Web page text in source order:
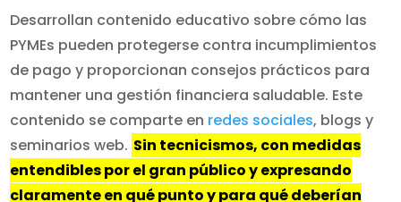
Desarrollan contenido educativo sobre cómo las
PYMEs pueden protegerse contra incumplimientos
de pago y proporcionan consejos prácticos para
mantener una gestión financiera saludable. Este
contenido se comparte en redes sociales, blogs y
seminarios web. Sin tecnicismos, con medidas
entendibles por el gran público y expresando
claramente en qué punto y para qué deberían